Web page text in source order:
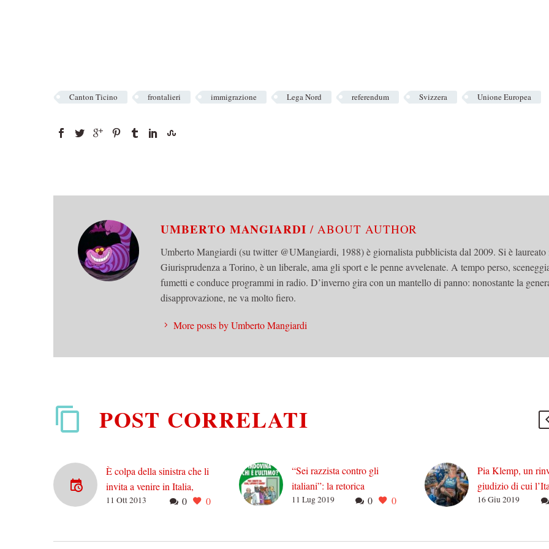
Canton Ticino frontalieri immigrazione Lega Nord referendum Svizzera Unione Europea
UMBERTO MANGIARDI/ ABOUT AUTHOR
Umberto Mangiardi (su twitter @UMangiardi, 1988) è giornalista pubblicista dal 2009. Si è laureato
Giurisprudenza a Torino, è un liberale, ama gli sport e le penne avvelenate. A tempo perso,
fumetti e conduce programmi in radio. D’inverno gira con un mantello di panno: nonostante la
disapprovazione, ne va molto fiero.
More posts by Umberto Mangiardi
POST CORRELATI
È colpa della sinistra che li
invita a venire in Italia,
come no!
0 0
11 Ott 2013
“Sei razzista contro gli
italiani”: la retorica
dell’endofobia e altre
0 0
11 Lug 2019
Pia Klemp, un
giudizio di cui
dovrà vergognare
16 Giu 2019